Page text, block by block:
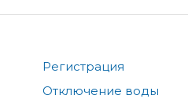
Регистрация
Отключение воды